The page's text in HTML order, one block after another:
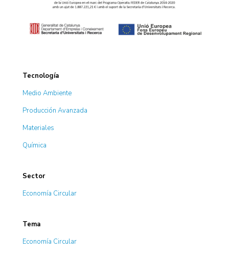
Tecnología
Medio Ambiente
Producción Avanzada
Materiales
Química
Sector
Economía Circular
Tema
Economía Circular